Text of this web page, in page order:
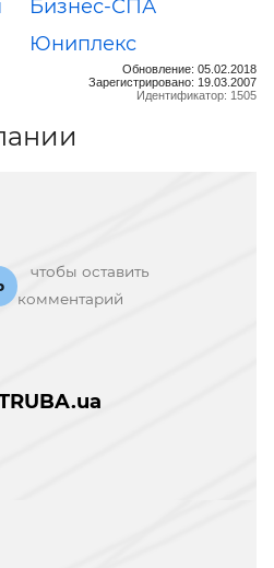
Бизнес-СПА
Юниплекс
Обновление: 05.02.2018
Зарегистрировано: 19.03.2007
Идентификатор: 1505
чтобы оставить
комментарий